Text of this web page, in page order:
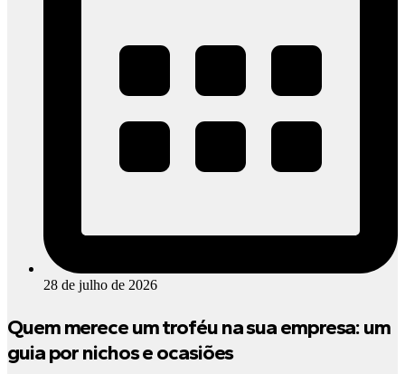
28 de julho de 2026
Quem merece um troféu na sua empresa: um
guia por nichos e ocasiões